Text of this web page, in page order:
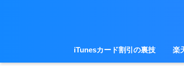
iTunesカード割引の裏技 楽